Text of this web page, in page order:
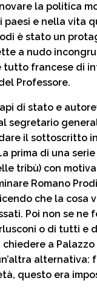
la politica
e nella vita
è stato un
a nudo
francese di
Professore.
di stato e
segretario
il sottoscritto
prima di una
tribù) con
Romano
che la cosa
Poi non se ne
o di tutti e
chiedere a
alternativa:
questo era